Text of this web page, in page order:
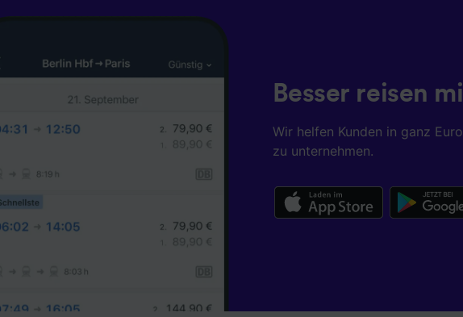
Besser reisen
Wir helfen Kunden in ganz
zu unternehmen.
sowie Entwicklung und Verbesserung von Angeboten.